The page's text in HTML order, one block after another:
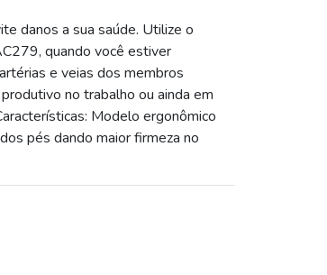
danos a sua saúde. Utilize o
quando você estiver
e veias dos membros
no trabalho ou ainda em
Modelo ergonômico
pés dando maior firmeza no